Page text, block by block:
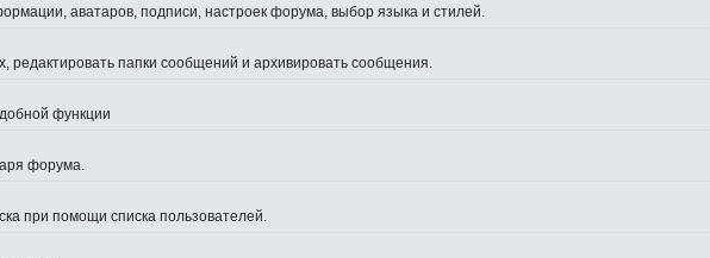
аватаров, подписи, настроек форума, выбор языка и стилей.
редактировать папки сообщений и архивировать сообщения.
функции
форума.
при помощи списка пользователей.